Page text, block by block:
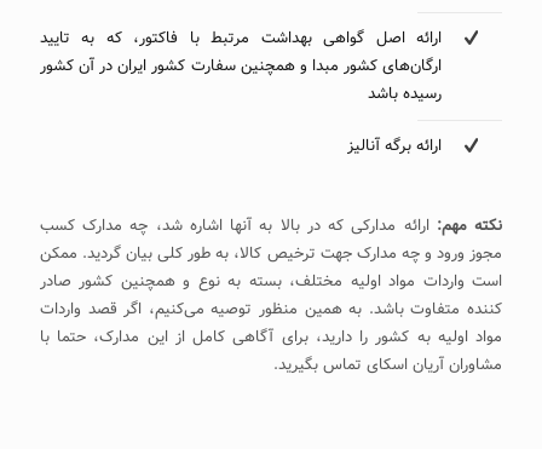
ارائه اصل گواهی بهداشت مرتبط با فاکتور، که به تایید
ارگان‌های کشور مبدا و همچنین سفارت کشور ایران در آن کشور
رسیده باشد
ارائه برگه آنالیز
نکته مهم: ارائه مدارکی که در بالا به آنها اشاره شد، چه مدارک کسب
مجوز ورود و چه مدارک جهت ترخیص کالا، به طور کلی بیان گردید. ممکن
است واردات مواد اولیه مختلف، بسته به نوع و همچنین کشور صادر
کننده متفاوت باشد. به همین منظور توصیه می‌کنیم، اگر قصد واردات
مواد اولیه به کشور را دارید، برای آگاهی کامل از این مدارک، حتما با
مشاوران آریان اسکای تماس بگیرید.